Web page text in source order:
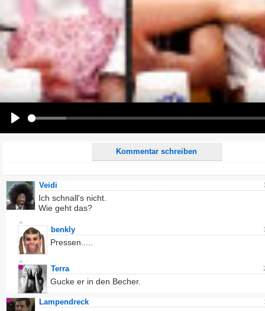
Kommentar schreiben
Kommentar:
Alle HTML-Tags außer <br>, <strike> und <i> werden aus Deinem Kommentar entfernt.
URLs werden automatisch umgewandelt. Bitte verwende "www." oder "http://" in URLs
Ich möchte eine E-Mail, wenn auf dieser Seite weitere Kommentare erscheinen.
Veidi
Ich schnall's nicht.
Wie geht das?
benkly
Pressen.....
Terra
Gucke er in den Becher.
Lampendreck